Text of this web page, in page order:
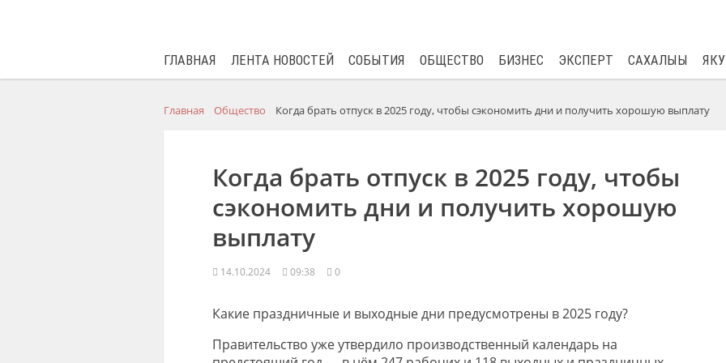
ГЛАВНАЯ ЛЕНТА НОВОСТЕЙ СОБЫТИЯ ОБЩЕСТВО БИЗНЕС ЭКСПЕРТ САХАЛЫЫ
Главная Общество Когда брать отпуск в 2025 году, чтобы сэкономить дни и получить хорошую выплату
Когда брать отпуск в 2025 году, чтобы
сэкономить дни и получить хорошую
выплату
14.10.2024 09:38 0
Какие праздничные и выходные дни предусмотрены в 2025 году?
Правительство уже утвердило производственный календарь на